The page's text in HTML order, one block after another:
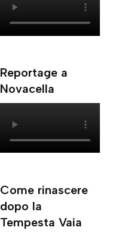
Reportage a
Novacella
Come rinascere
dopo la
Tempesta Vaia